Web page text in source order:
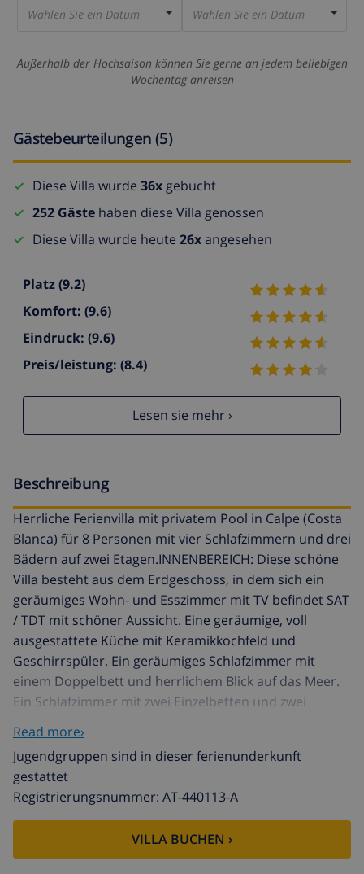
Wählen Sie ein Datum Wählen Sie ein Datum
Außerhalb der Hochsaison können Sie gerne an jedem beliebigen
Wochentag anreisen
Gästebeurteilungen (5)
Diese Villa wurde 36xgebucht
252 Gäste haben diese Villa genossen
Diese Villa wurde heute 26xangesehen
Platz(9.2)
Komfort: (9.6)
Eindruck: (9.6)
Preis/leistung: (8.4)
Lesen sie mehr ›
Beschreibung
Herrliche Ferienvilla mit privatem Pool in Calpe (Costa
Blanca) für 8 Personen mit vier Schlafzimmern und drei
Bädern auf zwei Etagen.INNENBEREICH: Diese schöne
Villa besteht aus dem Erdgeschoss, in dem sich ein
geräumiges Wohn- und Esszimmer mit TV befindet SAT
/ TDT mit schöner Aussicht. Eine geräumige, voll
ausgestattete Küche mit Keramikkochfeld und
Geschirrspüler. Ein geräumiges Schlafzimmer mit
einem Doppelbett und herrlichem Blick auf das Meer.
Ein Schlafzimmer mit zwei Einzelbetten und zwei
gibt auch eine Waschküche. In PLATA ALTA finden wir
ein geräumiges Schlafzimmer mit einem Doppelbett
und Zugang zum Solarium. Ein Badezimmer mit
Badewanne und ein Schlafzimmer mit zwei
Einzelbetten.AUSSEN: Ein großer rechteckiger 9x4,5-
Pool mit römischen Stufen und einem tragbaren Grill,
auf dem Sie Mahlzeiten im Freien genießen können. Es
Read more›
Jugendgruppen sind in dieser ferienunderkunft
gestattet
Registrierungsnummer: AT-440113-A
VILLA BUCHEN ›